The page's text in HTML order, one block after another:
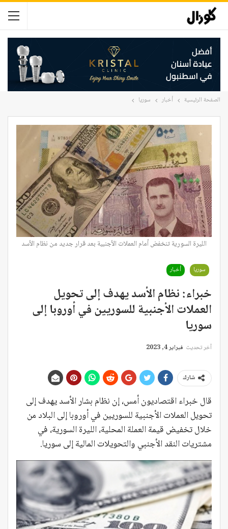
الصفحة الرئيسية أخبار سوريا
الليرة السورية تنخفض أمام العملات الأجنبية بعد قرار جديد من نظام الأسد
سوريا أخبار
خبراء: نظام الأسد يهدف إلى تحويل
العملات الأجنبية للسوريين في أوروبا إلى
سوريا
آخر تحديث فبراير 4, 2023
شارك
قال خبراء اقتصاديون أمس، إن نظام بشار الأسد يهدف إلى
تحويل العملات الأجنبية للسوريين في أوروبا إلى البلاد من
خلال تخفيض قيمة العملة المحلية، الليرة السورية، في
مشتريات النقد الأجنبي والتحويلات المالية إلى سوريا.